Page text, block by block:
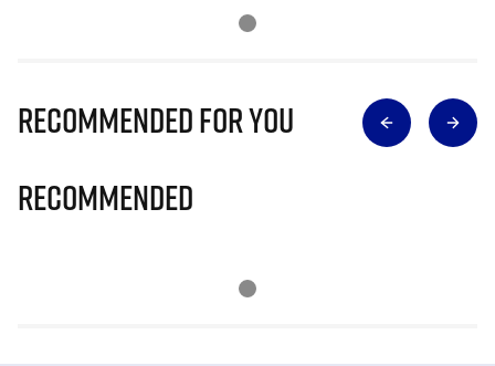
Recommended for you
Recommended